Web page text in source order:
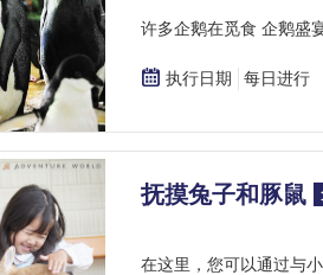
许多企鹅在觅食 企鹅盛
执行日期 每日进行
抚摸兔子和豚鼠
在这里，您可以通过与